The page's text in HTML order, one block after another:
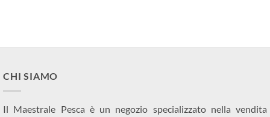
CHI SIAMO
Il Maestrale Pesca è un negozio specializzato nella vendita